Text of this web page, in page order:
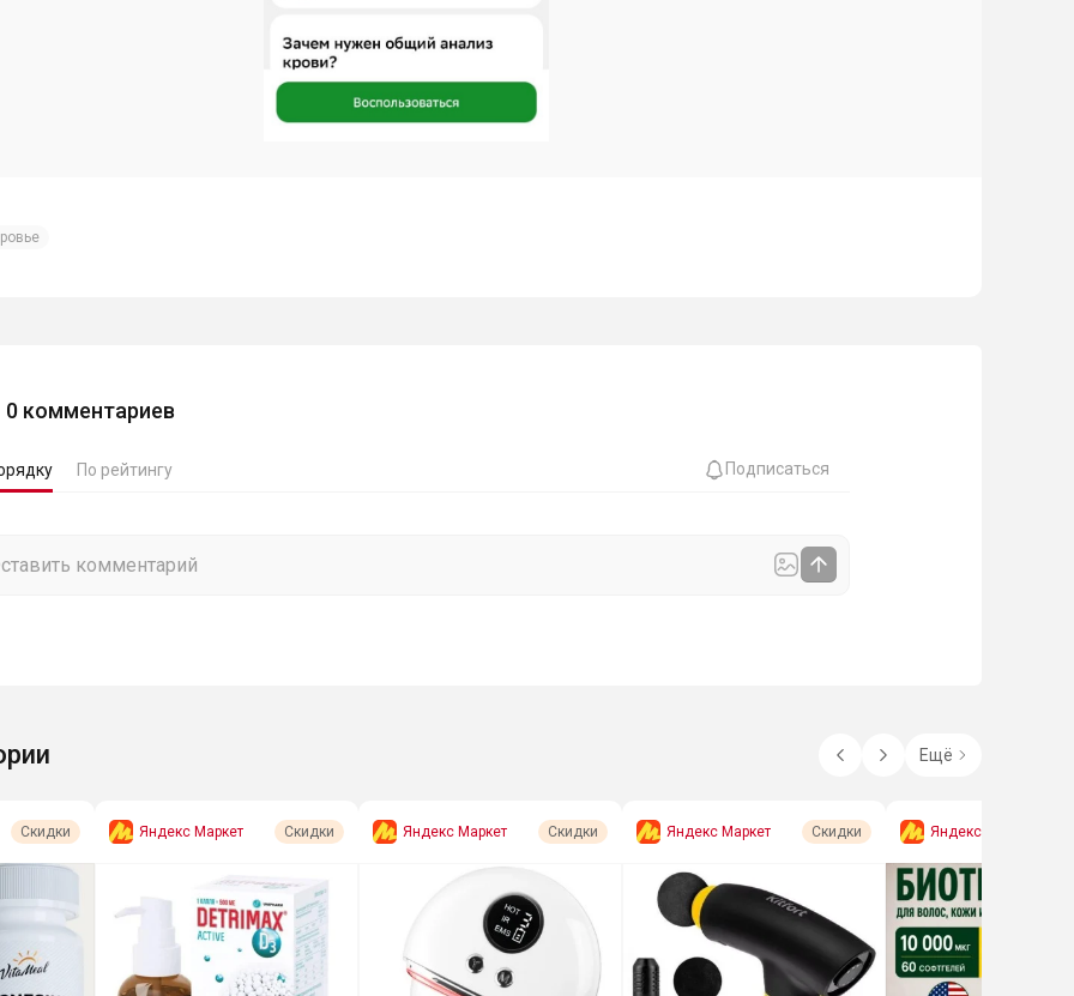
0 комментариев
По рейтингу Подписаться
Ещё
Скидки Яндекс Маркет Скидки Яндекс Маркет Скидки Яндекс Маркет Скидки Яндекс Маркет